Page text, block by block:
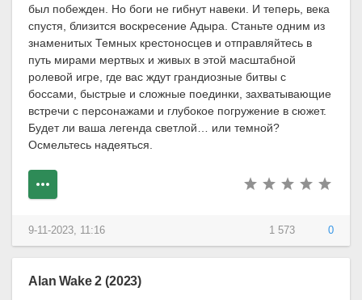
был побежден. Но боги не гибнут навеки. И теперь, века
спустя, близится воскресение Адыра. Станьте одним из
знаменитых Темных крестоносцев и отправляйтесь в
путь мирами мертвых и живых в этой масштабной
ролевой игре, где вас ждут грандиозные битвы с
боссами, быстрые и сложные поединки, захватывающие
встречи с персонажами и глубокое погружение в сюжет.
Будет ли ваша легенда светлой… или темной?
Осмельтесь надеяться.
1 573 0
9-11-2023, 11:16
Alan Wake 2 (2023)